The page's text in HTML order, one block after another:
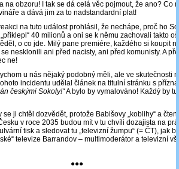
na obzoru! I tak se dá celá věc pojmout, že ano? Co
a dává jim za to nadstandardní plat!
na tuto událost prohlásil, že nechápe, proč ho
40 milionů a oni se k němu zachovali takto
o co jde. Milý pane premiére, každého si koupit
nesklonili ani před nacisty, ani před komunisty. A
ne!
u nás nějaký podobný měli, ale ve skutečnosti
incidentu udělal článek na titulní stránku s
českými Sokoly!“A bylo by vymalováno! Každý by
se ji chtěl dozvědět, protože Babišovy „koblihy“ a
v roce 2035 budou mít v tu chvíli dozajista na
tisk a sledovat tu „televizní žumpu“ (= ČT), jak
televize Barrandov – multimoderátor a televizní
●●●